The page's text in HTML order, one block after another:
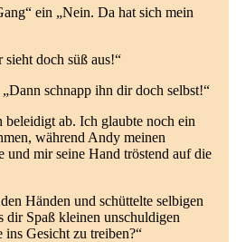
ein „Nein. Da hat sich mein
doch süß aus!“
schnapp ihn dir doch selbst!“
beleidigt ab. Ich glaubte noch ein
während Andy meinen
und mir seine Hand tröstend auf die
Händen und schüttelte selbigen
dir Spaß kleinen unschuldigen
ins Gesicht zu treiben?“